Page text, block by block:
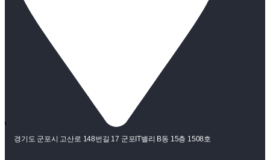
경기도 군포시 고산로 148번길 17 군포IT밸리 B동 15층 1508호